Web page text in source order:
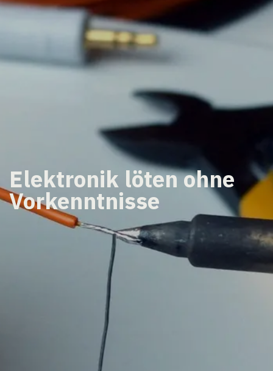
Elektronik löten ohne
Vorkenntnisse